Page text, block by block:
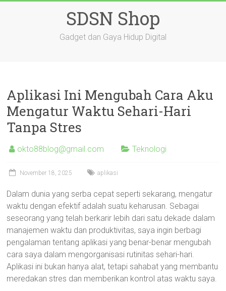
SDSN Shop
Gadget dan Gaya Hidup Digital
Aplikasi Ini Mengubah Cara Aku
Mengatur Waktu Sehari-Hari
Tanpa Stres
okto88blog@gmail.com Teknologi
November 18, 2025 aplikasi
Dalam dunia yang serba cepat seperti sekarang, mengatur
waktu dengan efektif adalah suatu keharusan. Sebagai
seseorang yang telah berkarir lebih dari satu dekade dalam
manajemen waktu dan produktivitas, saya ingin berbagi
pengalaman tentang aplikasi yang benar-benar mengubah
cara saya dalam mengorganisasi rutinitas sehari-hari.
Aplikasi ini bukan hanya alat, tetapi sahabat yang membantu
meredakan stres dan memberikan kontrol atas waktu saya.